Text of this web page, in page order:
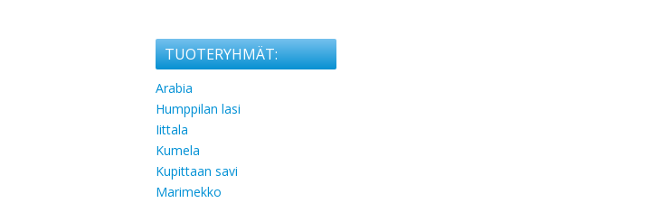
TUOTERYHMÄT:
Arabia
Humppilan lasi
Iittala
Kumela
Kupittaan savi
Marimekko